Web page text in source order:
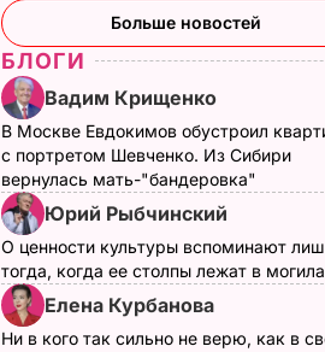
Больше новостей
БЛОГИ
Вадим Крищенко
В Москве Евдокимов обустроил
с портретом Шевченко. Из Сибири
вернулась мать-"бандеровка"
Юрий Рыбчинский
О ценности культуры вспоминают
тогда, когда ее столпы лежат в
Елена Курбанова
Ни в кого так сильно не верю, как в